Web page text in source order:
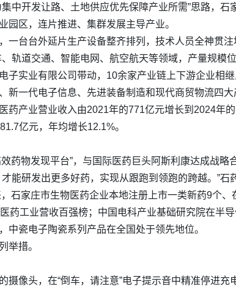
中开发让路、土地供应优先保障产业所需”思路，
园区，连片推进、集群发展主导产业。
一台台外延片生产设备整齐排列，技术人员全神贯
轨道交通、智能电网、航空航天等领域，产量规模
子实业有限公司带动，10余家产业链上下游企业相
新一代电子信息、先进装备制造和现代商贸物流四
药产业营业收入由2021年的771亿元增长到2024年
亿元，年均增长12.1%。
药物发现平台”，与国际医药巨头阿斯利康达成战
能研发出更多好药，实现从跟跑到领跑的跨越。”石
石家庄市生物医药企业本地注册上市一类新药9个
药工业营收百强榜；中国电科产业基础研究院在半
瓷电子陶瓷系列产品在全国处于领先地位。
举措。
摄像头，在“倒车，请注意”电子提示音中精准停进